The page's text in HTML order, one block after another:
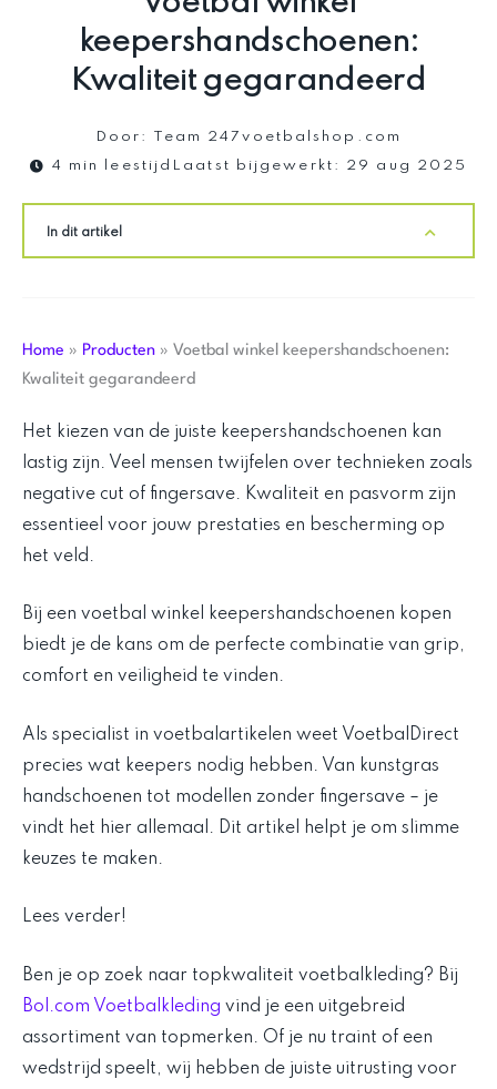
keepershandschoenen:
Kwaliteit gegarandeerd
Door:
Team 247voetbalshop.com
4 min leestijd Laatst bijgewerkt: 29 aug 2025
In dit artikel
Home » Producten » Voetbal winkel keepershandschoenen:
Kwaliteit gegarandeerd
Het kiezen van de juiste keepershandschoenen kan
lastig zijn. Veel mensen twijfelen over technieken zoals
negative cut of fingersave. Kwaliteit en pasvorm zijn
essentieel voor jouw prestaties en bescherming op
het veld.
Bij een voetbal winkel keepershandschoenen kopen
biedt je de kans om de perfecte combinatie van grip,
comfort en veiligheid te vinden.
Als specialist in voetbalartikelen weet VoetbalDirect
precies wat keepers nodig hebben. Van kunstgras
handschoenen tot modellen zonder fingersave – je
vindt het hier allemaal. Dit artikel helpt je om slimme
keuzes te maken.
Lees verder!
Ben je op zoek naar topkwaliteit voetbalkleding? Bij
Bol.com Voetbalkleding vind je een uitgebreid
assortiment van topmerken. Of je nu traint of een
wedstrijd speelt, wij hebben de juiste uitrusting voor